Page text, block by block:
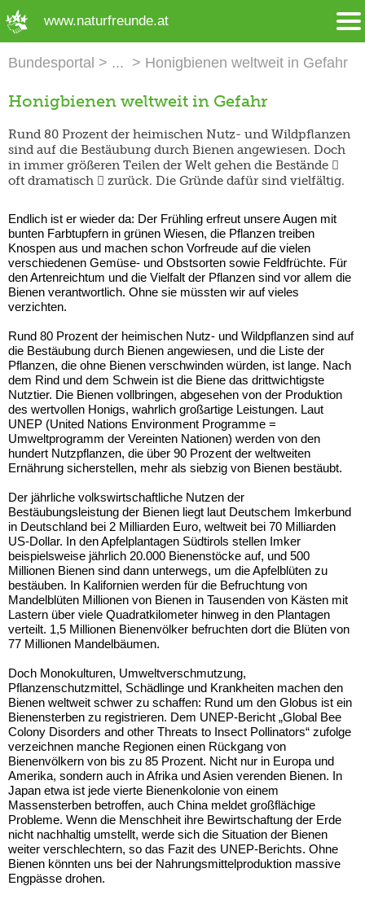
www.naturfreunde.at
Bundesportal Honigbienen weltweit in Gefahr
Honigbienen weltweit in Gefahr
Rund 80 Prozent der heimischen Nutz- und Wildpflanzen
sind auf die Bestäubung durch Bienen angewiesen. Doch
in immer größeren Teilen der Welt gehen die Bestände 
oft dramatisch  zurück. Die Gründe dafür sind vielfältig.
Endlich ist er wieder da: Der Frühling erfreut unsere Augen mit
bunten Farbtupfern in grünen Wiesen, die Pflanzen treiben
Knospen aus und machen schon Vorfreude auf die vielen
verschiedenen Gemüse- und Obstsorten sowie Feldfrüchte. Für
den Artenreichtum und die Vielfalt der Pflanzen sind vor allem die
Bienen verantwortlich. Ohne sie müssten wir auf vieles
verzichten.
Rund 80 Prozent der heimischen Nutz- und Wildpflanzen sind auf
die Bestäubung durch Bienen angewiesen, und die Liste der
Pflanzen, die ohne Bienen verschwinden würden, ist lange. Nach
dem Rind und dem Schwein ist die Biene das drittwichtigste
Nutztier. Die Bienen vollbringen, abgesehen von der Produktion
des wertvollen Honigs, wahrlich großartige Leistungen. Laut
UNEP (United Nations Environment Programme =
Umweltprogramm der Vereinten Nationen) werden von den
hundert Nutzpflanzen, die über 90 Prozent der weltweiten
Ernährung sicherstellen, mehr als siebzig von Bienen bestäubt.
Der jährliche volkswirtschaftliche Nutzen der
Bestäubungsleistung der Bienen liegt laut Deutschem Imkerbund
in Deutschland bei 2 Milliarden Euro, weltweit bei 70 Milliarden
US-Dollar. In den Apfelplantagen Südtirols stellen Imker
beispielsweise jährlich 20.000 Bienenstöcke auf, und 500
Millionen Bienen sind dann unterwegs, um die Apfelblüten zu
bestäuben. In Kalifornien werden für die Befruchtung von
Mandelblüten Millionen von Bienen in Tausenden von Kästen mit
Lastern über viele Quadratkilometer hinweg in den Plantagen
verteilt. 1,5 Millionen Bienenvölker befruchten dort die Blüten von
77 Millionen Mandelbäumen.
Doch Monokulturen, Umweltverschmutzung,
Pflanzenschutzmittel, Schädlinge und Krankheiten machen den
Bienen weltweit schwer zu schaffen: Rund um den Globus ist ein
Bienensterben zu registrieren. Dem UNEP-Bericht „Global Bee
Colony Disorders and other Threats to Insect Pollinators“ zufolge
verzeichnen manche Regionen einen Rückgang von
Bienenvölkern von bis zu 85 Prozent. Nicht nur in Europa und
Amerika, sondern auch in Afrika und Asien verenden Bienen. In
Japan etwa ist jede vierte Bienenkolonie von einem
Massensterben betroffen, auch China meldet großflächige
Probleme. Wenn die Menschheit ihre Bewirtschaftung der Erde
nicht nachhaltig umstellt, werde sich die Situation der Bienen
weiter verschlechtern, so das Fazit des UNEP-Berichts. Ohne
Bienen könnten uns bei der Nahrungsmittelproduktion massive
Engpässe drohen.